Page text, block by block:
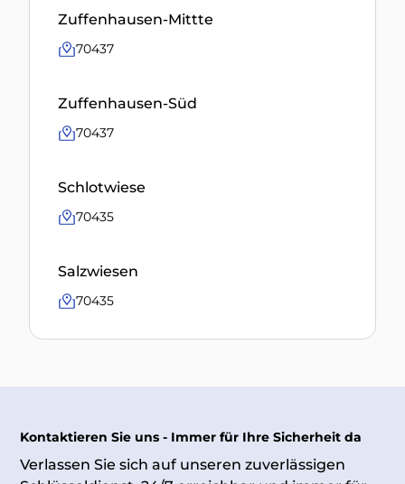
Zuffenhausen-Mittte
70437
Zuffenhausen-Süd
70437
Schlotwiese
70435
Salzwiesen
70435
Kontaktieren Sie uns - Immer für Ihre Sicherheit da
Verlassen Sie sich auf unseren zuverlässigen